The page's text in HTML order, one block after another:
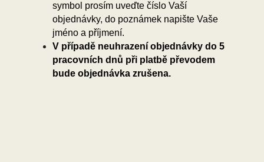
symbol prosím uveďte číslo Vaší
objednávky, do poznámek napište Vaše
jméno a příjmení.
V případě neuhrazení objednávky do 5
pracovních dnů při platbě převodem
bude objednávka zrušena.